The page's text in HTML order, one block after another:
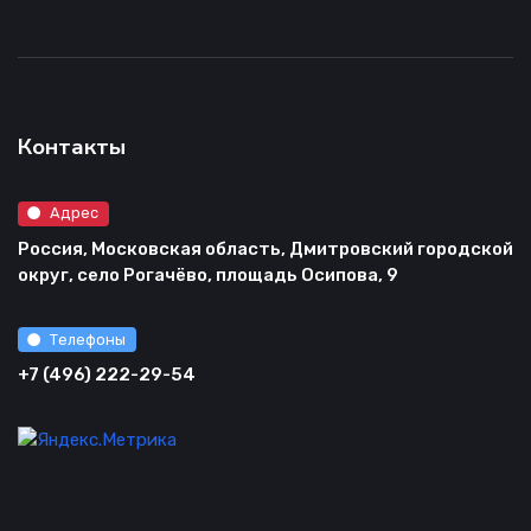
Контакты
Адрес
Россия, Московская область, Дмитровский городской
округ, село Рогачёво, площадь Осипова, 9
Телефоны
+7 (496) 222-29-54